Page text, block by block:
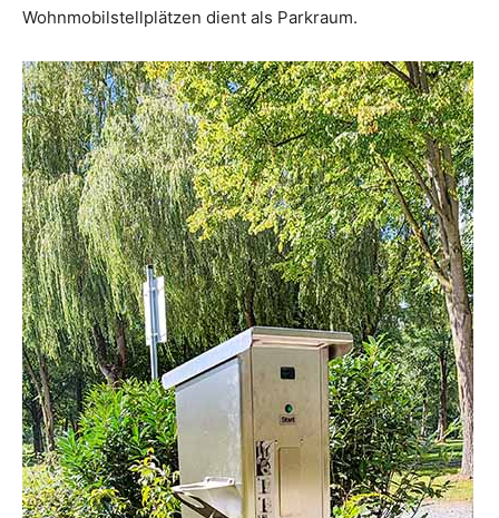
Wohnmobilstellplätzen dient als Parkraum.